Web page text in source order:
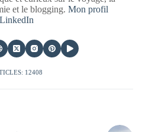
et le blogging. Mon profil
LinkedIn
12408